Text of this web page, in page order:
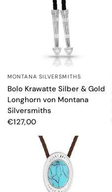
SCHNELLANSICHT
MONTANA SILVERSMITHS
Bolo Krawatte Silber & Gold
Longhorn von Montana
Silversmiths
€127,00